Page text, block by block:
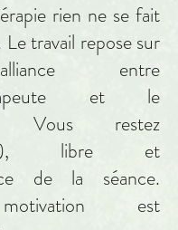
rien ne se fait
travail repose sur
entre
et le
Vous restez
libre et
de la séance.
est